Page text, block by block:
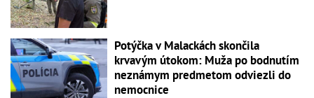
Potýčka v Malackách skončila
krvavým útokom: Muža po bodnutím
neznámym predmetom odviezli do
nemocnice